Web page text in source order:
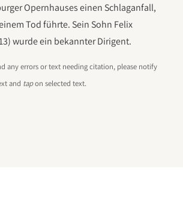
Opernhauses einen Schlaganfall,
Tod führte. Sein Sohn Felix
wurde ein bekannter Dirigent.
any errors or text needing citation, please notify
and tapon selected text.